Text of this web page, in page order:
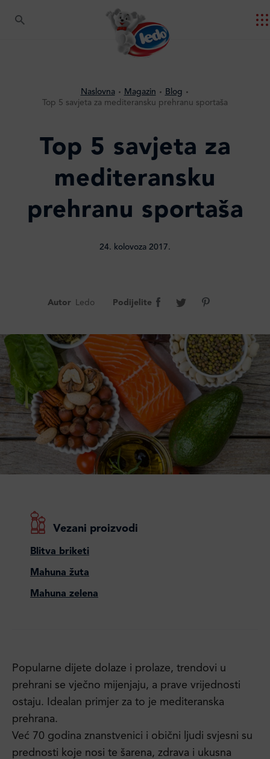
Naslovna Magazin
Blog
Top 5 savjeta za mediteransku prehranu sportaša
Top 5 savjeta za
mediteransku
prehranu sportaša
24. kolovoza 2017.
Autor Ledo Podijelite
Vezani proizvodi
Blitva briketi
Mahuna žuta
Mahuna zelena
Popularne dijete dolaze i prolaze, trendovi u
prehrani se vječno mijenjaju, a prave vrijednosti
ostaju. Idealan primjer za to je mediteranska
prehrana.
Već 70 godina znanstvenici i obični ljudi svjesni su
prednosti koje nosi te šarena, zdrava i ukusna